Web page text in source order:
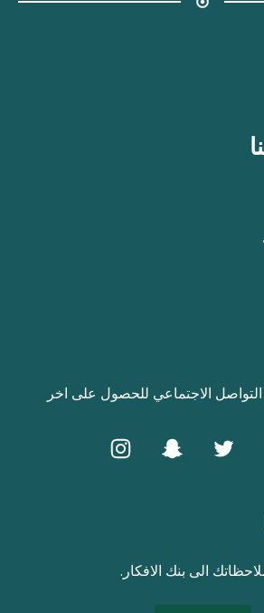
الاجتماعي للحصول على اخر
الى بنك الافكار.